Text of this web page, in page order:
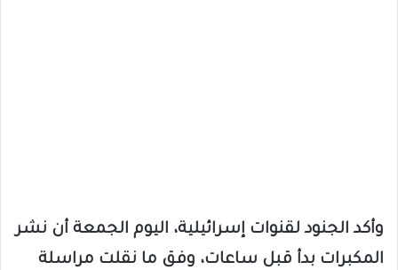
وأكد الجنود لقنوات إسرائيلية، اليوم الجمعة أن نشر
المكبرات بدأ قبل ساعات، وفق ما نقلت مراسلة